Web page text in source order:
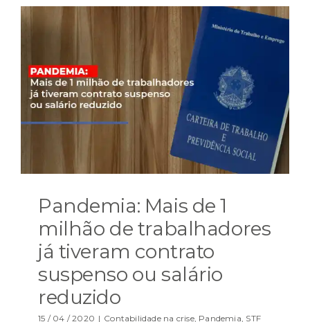
Pandemia: Mais de 1
milhão de trabalhadores
já tiveram contrato
suspenso ou salário
reduzido
15 / 04 / 2020 | Contabilidade na crise, Pandemia, STF